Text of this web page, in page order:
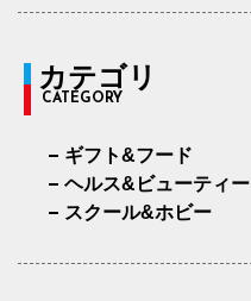
カテゴリ
CATEGORY
ギフト&フード
ヘルス&ビューティー
スクール&ホビー